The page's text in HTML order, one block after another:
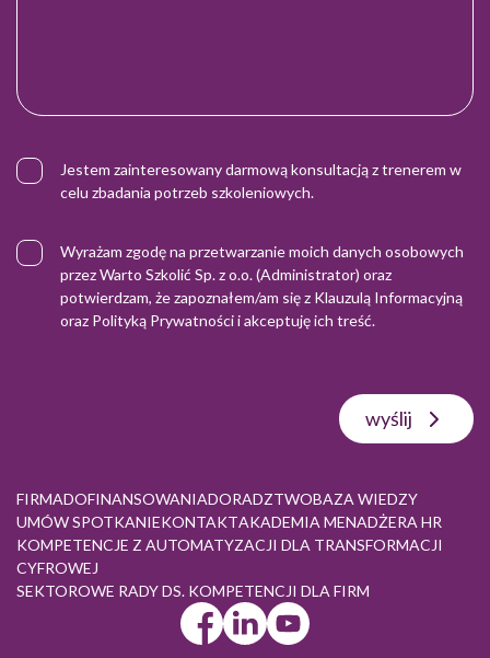
Jestem zainteresowany darmową konsultacją z trenerem w
celu zbadania potrzeb szkoleniowych.
Wyrażam zgodę na przetwarzanie moich danych osobowych
przez Warto Szkolić Sp. z o.o. (Administrator) oraz
potwierdzam, że zapoznałem/am się z Klauzulą Informacyjną
oraz Polityką Prywatnościi akceptuję ich treść.
wyślij
FIRMADOFINANSOWANIADORADZTWOBAZA WIEDZY
UMÓW SPOTKANIEKONTAKTAKADEMIA MENADŻERA HR
KOMPETENCJE Z AUTOMATYZACJI DLA TRANSFORMACJI
CYFROWEJ
SEKTOROWE RADY DS. KOMPETENCJI DLA FIRM